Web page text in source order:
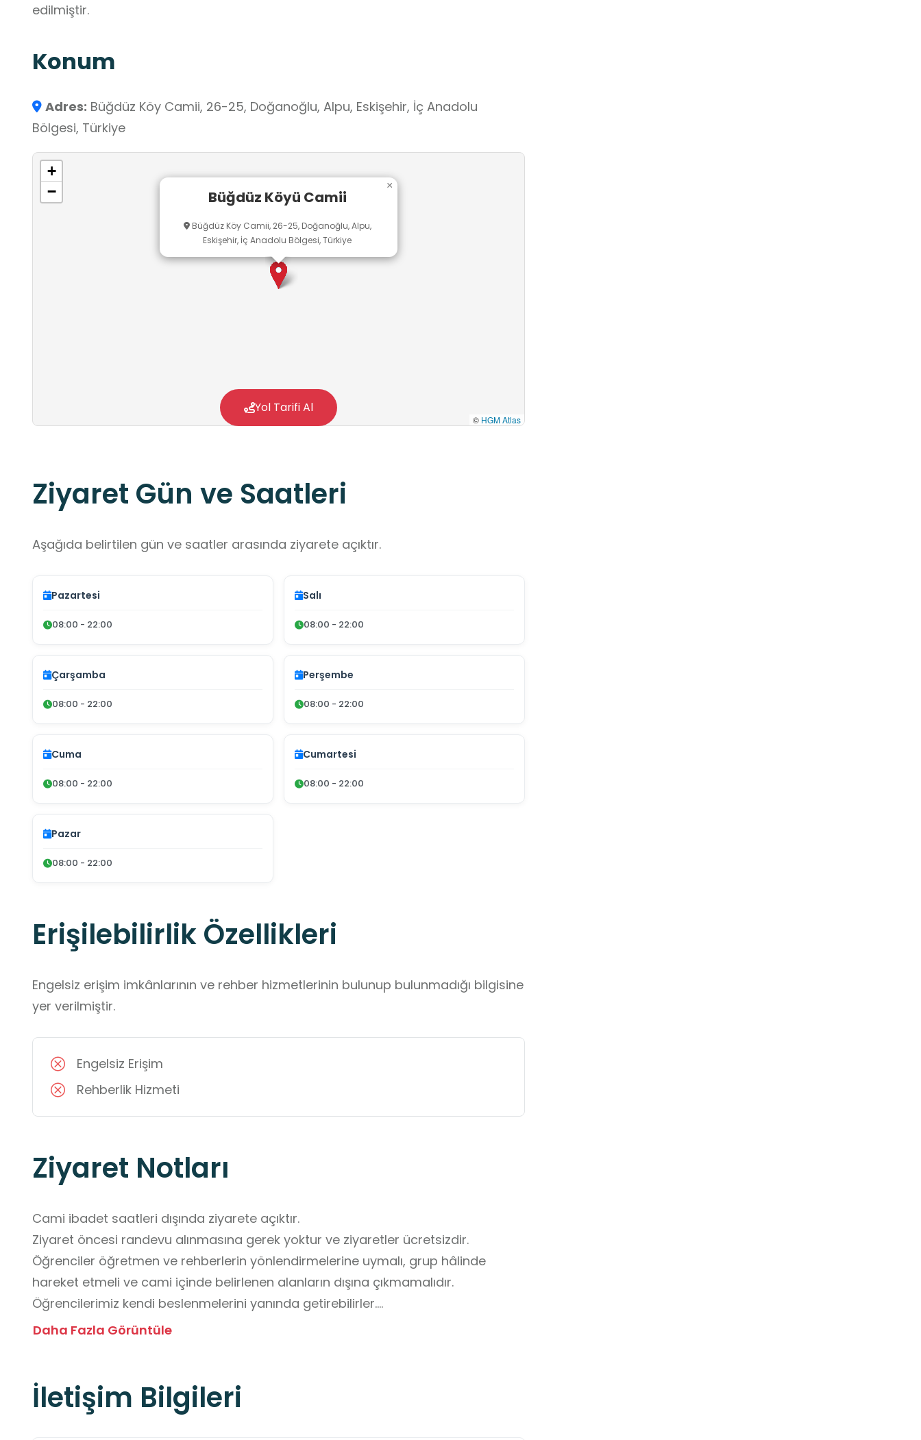
edilmiştir.
Konum
Adres: Büğdüz Köy Camii, 26-25, Doğanoğlu, Alpu, Eskişehir, İç Anadolu
Bölgesi, Türkiye
Büğdüz Köyü Camii
Büğdüz Köy Camii, 26-25, Doğanoğlu, Alpu,
Eskişehir, İç Anadolu Bölgesi, Türkiye
×
+
−
© HGM Atlas
Yol Tarifi Al
Ziyaret Gün ve Saatleri
Aşağıda belirtilen gün ve saatler arasında ziyarete açıktır.
Pazartesi
08:00 - 22:00
Salı
08:00 - 22:00
Çarşamba
08:00 - 22:00
Perşembe
08:00 - 22:00
Cuma
08:00 - 22:00
Cumartesi
08:00 - 22:00
Pazar
08:00 - 22:00
Erişilebilirlik Özellikleri
Engelsiz erişim imkânlarının ve rehber hizmetlerinin bulunup bulunmadığı bilgisine
yer verilmiştir.
Engelsiz Erişim
Rehberlik Hizmeti
Ziyaret Notları
Cami ibadet saatleri dışında ziyarete açıktır.
Ziyaret öncesi randevu alınmasına gerek yoktur ve ziyaretler ücretsizdir.
Öğrenciler öğretmen ve rehberlerin yönlendirmelerine uymalı, grup hâlinde
hareket etmeli ve cami içinde belirlenen alanların dışına çıkmamalıdır.
Öğrencilerimiz kendi beslenmelerini yanında getirebilirler.
Ziyaretçilerimizin mevsime uygun giyinmesi tavsiye edilir.
Daha Fazla Görüntüle
İletişim Bilgileri